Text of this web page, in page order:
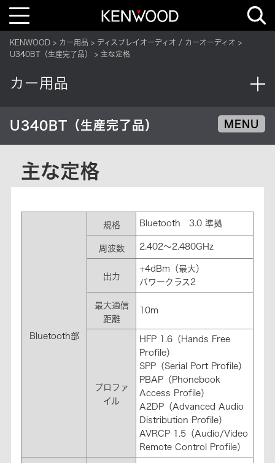
T
l
e
v
i
i
o
KENWOOD カー用品
ディスプレイオーディオ / カーオーディオ
U340BT（生産完了品）
主な定格
カー用品
U340BT（生産完了品） MENU
主な定格
Bluetooth部
規格 Bluetooth 3.0 準拠
周波数 2.402～2.480GHz
出力
+4dBm（最大）
パワークラス2
最大通信
距離
10m
プロファ
イル
HFP 1.6（Hands Free
Profile）
SPP（Serial Port Profile）
PBAP（Phonebook
Access Profile）
A2DP（Advanced Audio
Distribution Profile）
AVRCP 1.5（Audio/Video
Remote Control Profile）